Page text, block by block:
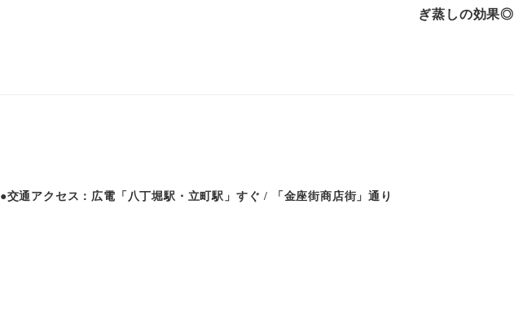
ぎ蒸しの効果◎
●交通アクセス：広電「八丁堀駅・立町駅」すぐ / 「金座街商店街」通り